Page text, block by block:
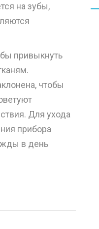
на зубы,
привыкнуть
чтобы
Для ухода
прибора
в день